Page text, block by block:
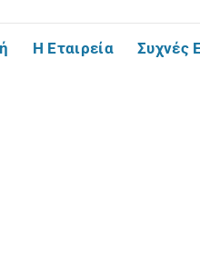
Η Εταιρεία Συχνές